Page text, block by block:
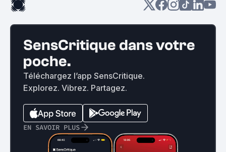
SensCritique dans votre
poche.
Téléchargez l’app SensCritique.
Explorez. Vibrez. Partagez.
EN SAVOIR PLUS